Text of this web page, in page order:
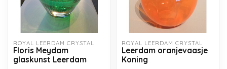
ROYAL LEERDAM CRYSTAL
Floris Meydam
glaskunst Leerdam
ROYAL LEERDAM CRYSTAL
Leerdam oranjevaasje
Koning